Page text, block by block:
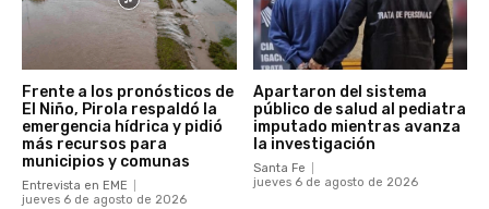
Frente a los pronósticos de
El Niño, Pirola respaldó la
emergencia hídrica y pidió
más recursos para
municipios y comunas
Entrevista en EME
jueves 6 de agosto de 2026
Apartaron del sistema
público de salud al pediatra
imputado mientras avanza
la investigación
Santa Fe
jueves 6 de agosto de 2026